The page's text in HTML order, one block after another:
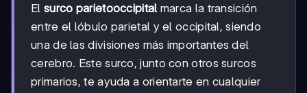
El surco parietooccipital marca la transición
entre el lóbulo parietal y el occipital, siendo
una de las divisiones más importantes del
cerebro. Este surco, junto con otros surcos
primarios, te ayuda a orientarte en cualquier